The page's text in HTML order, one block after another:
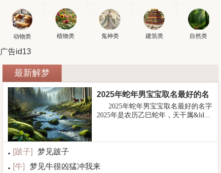
动物类 植物类 鬼神类 建筑类 自然类
广告id13
最新解梦
2025年蛇年男宝宝取名最好的名
2025年蛇年男宝宝取名最好的名字
2025年是农历乙巳蛇年，天干属&ld...
[跛子]
梦见跛子
[牛]
梦见牛很凶猛冲我来